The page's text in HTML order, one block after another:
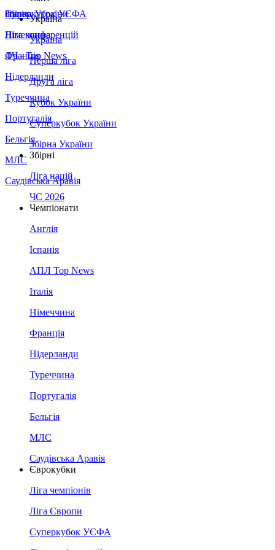
Збірна України
Італія
Німеччина
Франція
Нідерланди
Туреччина
Португалія
Бельгія
МЛС
Саудівська Аравія
Суперкубок УЄФА
Ліга конференцій
ЛЧ - Top News
Україна
Україна
Перша ліга
Друга ліга
Кубок України
Суперкубок України
Збірна України
Збірні
Ліга націй
ЧС 2026
Чемпіонати
Англія
Іспанія
АПЛ Top News
Італія
Німеччина
Франція
Нідерланди
Туреччина
Португалія
Бельгія
МЛС
Саудівська Аравія
Єврокубки
Ліга чемпіонів
Ліга Європи
Суперкубок УЄФА